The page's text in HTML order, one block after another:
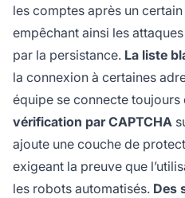
les comptes après un certain
empêchant ainsi les
par la persistance. La liste
la connexion à certaines
équipe se connecte
vérification par CAPTCHA
ajoute une couche de
exigeant la preuve que
les robots automatisés. Des